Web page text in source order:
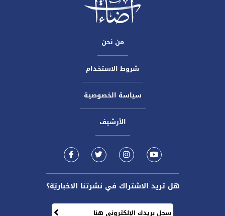
من نحن
شروط الاستخدام
سياسة الخصوصية
الأرشيف
هل تريد الاشتراك في نشرتنا الاخباريّة؟